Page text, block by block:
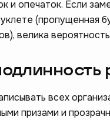
и опечаток. Если
(пропущенная
велика
всех
призами и